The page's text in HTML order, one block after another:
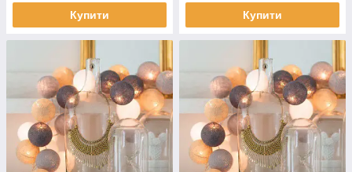
Купити Купити